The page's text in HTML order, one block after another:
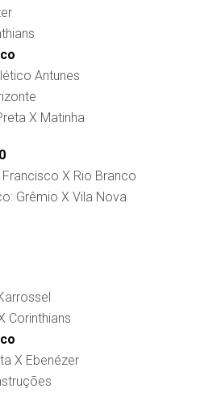
Antunes
X Matinha
X Rio Branco
Grêmio X Vila Nova
Corinthians
X Ebenézer